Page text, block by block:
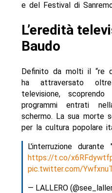
e del Festival di
L’eredità
Baudo
Definito da molti il “re
ha attraversato
televisione,
programmi entrati
schermo. La sua morte
per la cultura popolare
L'interruzione
https://t.co/
pic.twitter.com/
— LALLERO